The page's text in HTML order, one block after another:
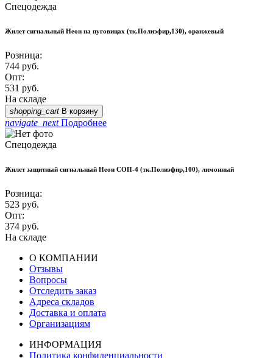
Спецодежда
Жилет сигнальный Неон на пуговицах (тк.Полиэфир,130), оранжевый
Розница:
744 руб.
Опт:
531 руб.
На складе
shopping_cart В корзину
navigate_nextПодробнее
Спецодежда
Жилет защитный сигнальный Неон СОП-4 (тк.Полиэфир,100), лимонный
Розница:
523 руб.
Опт:
374 руб.
На складе
О КОМПАНИИ
Отзывы
Вопросы
Отследить заказ
Адреса складов
Доставка и оплата
Организациям
ИНФОРМАЦИЯ
Политика конфиденциальности